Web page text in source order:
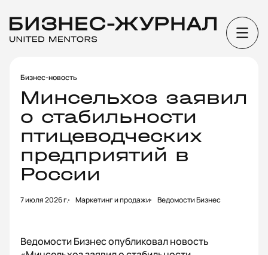
Бизнес-новость
Минсельхоз заявил
о стабильности
птицеводческих
предприятий в
России
7 июля 2026 г. Маркетинг и продажи Ведомости Бизнес
Ведомости Бизнес опубликовал новость